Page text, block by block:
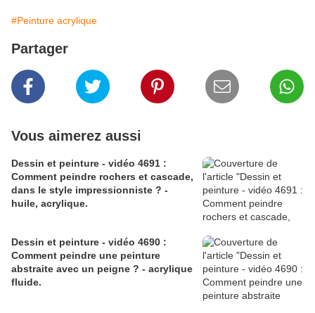
#Peinture acrylique
Partager
Vous aimerez aussi
Dessin et peinture - vidéo 4691 :
Comment peindre rochers et cascade,
dans le style impressionniste ? -
huile, acrylique.
Dessin et peinture - vidéo 4690 :
Comment peindre une peinture
abstraite avec un peigne ? - acrylique
fluide.